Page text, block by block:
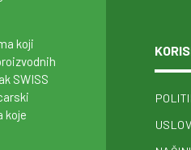
koji
SWISS
koje